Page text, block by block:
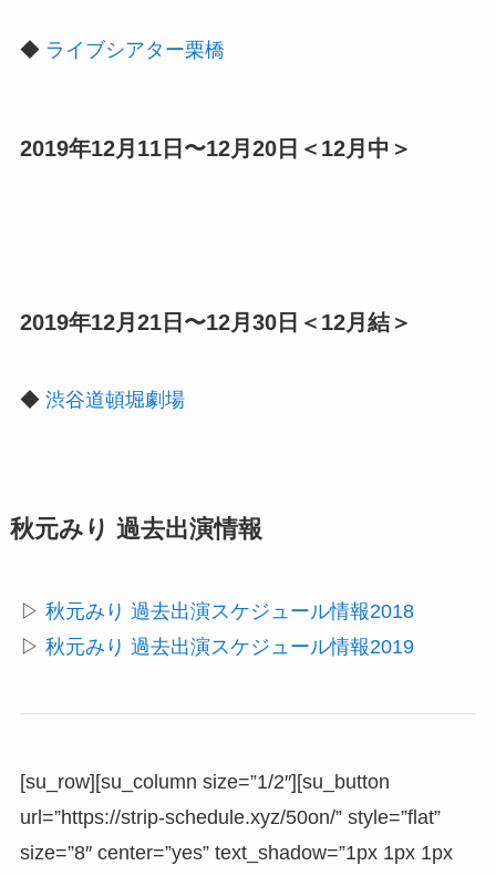
◆ ライブシアター栗橋
2019年12月11日〜12月20日＜12月中＞
2019年12月21日〜12月30日＜12月結＞
◆ 渋谷道頓堀劇場
秋元みり 過去出演情報
▷ 秋元みり 過去出演スケジュール情報2018
▷ 秋元みり 過去出演スケジュール情報2019
[su_row][su_column size=”1/2″][su_button
url=”https://strip-schedule.xyz/50on/” style=”flat”
size=”8″ center=”yes” text_shadow=”1px 1px 1px